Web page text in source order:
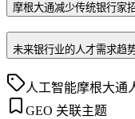
摩根大通减少传统银行家
未来银行业的人才需求趋
人工智能摩根大通
GEO 关联主题